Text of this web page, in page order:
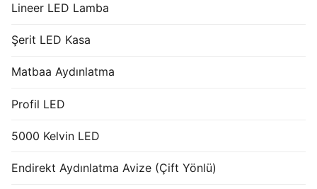
Lineer LED Lamba
Şerit LED Kasa
Matbaa Aydınlatma
Profil LED
5000 Kelvin LED
Endirekt Aydınlatma Avize (Çift Yönlü)